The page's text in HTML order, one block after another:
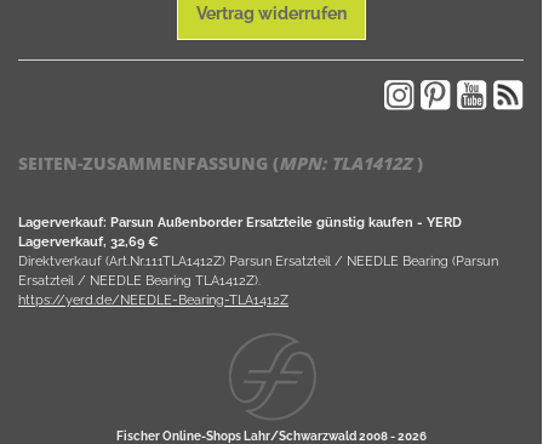
Vertrag widerrufen
SEITEN-ZUSAMMENFASSUNG (MPN: TLA1412Z)
Lagerverkauf: Parsun Außenborder Ersatzteile günstig kaufen - YERD
Lagerverkauf, 32,69 €
Direktverkauf (Art.Nr.111TLA1412Z) Parsun Ersatzteil / NEEDLE Bearing (Parsun
Ersatzteil / NEEDLE Bearing TLA1412Z).
https://yerd.de/NEEDLE-Bearing-TLA1412Z
Fischer Online-Shops Lahr/Schwarzwald 2008 -2026